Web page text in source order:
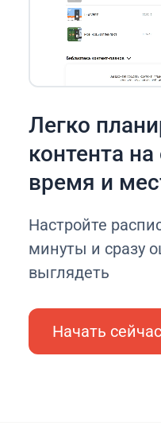
Легко
контента
время и
Настройте
минуты и сразу
выглядеть
Начать сейчас